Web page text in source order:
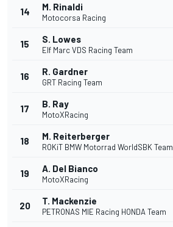
14 M. Rinaldi
Motocorsa Racing
15 S. Lowes
Elf Marc VDS Racing Team
16 R. Gardner
GRT Racing Team
17 B. Ray
MotoXRacing
18 M. Reiterberger
ROKiT BMW Motorrad WorldSBK Team
19 A. Del Bianco
MotoXRacing
20 T. Mackenzie
PETRONAS MIE Racing HONDA Team